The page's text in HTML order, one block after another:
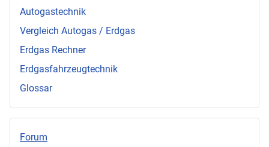
Autogastechnik
Vergleich Autogas / Erdgas
Erdgas Rechner
Erdgasfahrzeugtechnik
Glossar
Forum